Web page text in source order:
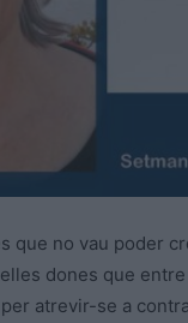
que no vau poder
dones que
atrevir-se a